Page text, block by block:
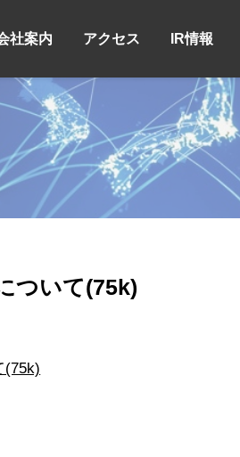
社案内 アクセス IR情報
ついて(75k)
(75k)